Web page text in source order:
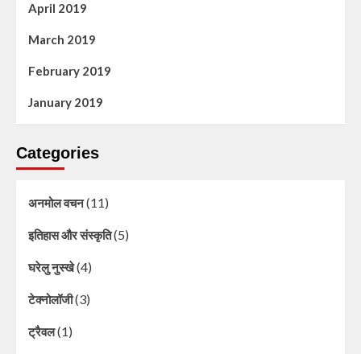
April 2019
March 2019
February 2019
January 2019
Categories
अनमोल वचन(11)
इतिहास और संस्कृति(5)
घरेलु नुस्खे(4)
टेक्नोलॉजी(3)
ट्रैवल(1)